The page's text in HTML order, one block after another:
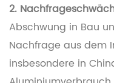
2.
Abschwung in Bau
Nachfrage aus dem
insbesondere in